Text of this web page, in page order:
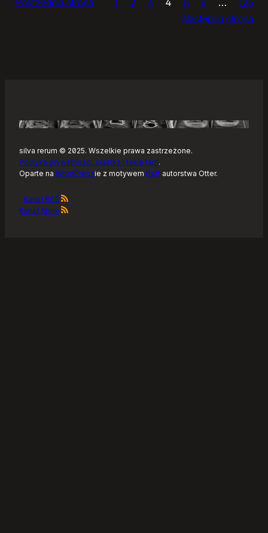
Następna strona
silva rerum © 2025. Wszelkie prawa zastrzeżone.
Polityka prywatności, ciastka i takie tam.
Oparte na WordPressie z motywem Raft autorstwa Otter.
Kanał RSS
Kanał Atom